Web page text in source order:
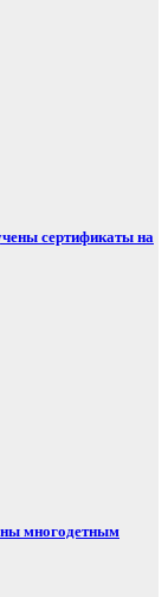
сертификаты на
многодетным